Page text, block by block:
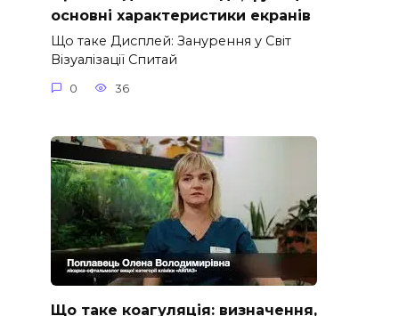
основні характеристики екранів
Що таке Дисплей: Занурення у Світ
Візуалізації Спитай
0 36
Що таке коагуляція: визначення,